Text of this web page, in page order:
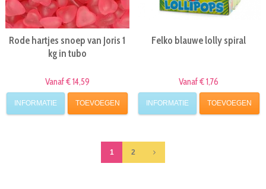
Rode hartjes snoep van Joris 1
kg in tubo
Vanaf € 14,59
INFORMATIE TOEVOEGEN
Felko blauwe lolly spiral
Vanaf € 1,76
INFORMATIE TOEVOEGEN
1 2